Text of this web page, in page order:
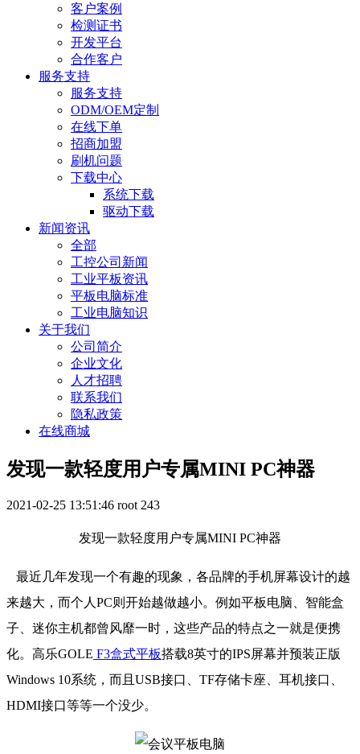
客户案例
检测证书
开发平台
合作客户
服务支持
服务支持
ODM/OEM定制
在线下单
招商加盟
刷机问题
下载中心
系统下载
驱动下载
新闻资讯
全部
工控公司新闻
工业平板资讯
平板电脑标准
工业电脑知识
关于我们
公司简介
企业文化
人才招聘
联系我们
隐私政策
在线商城
发现一款轻度用户专属MINI PC神器
2021-02-25 13:51:46 root 243
发现一款轻度用户专属MINI PC神器
最近几年发现一个有趣的现象，各品牌的手机屏幕设计的越
来越大，而个人PC则开始越做越小。例如平板电脑、智能盒
子、迷你主机都曾风靡一时，这些产品的特点之一就是便携
化。高乐GOLE F3盒式平板搭载8英寸的IPS屏幕并预装正版
Windows 10系统，而且USB接口、TF存储卡座、耳机接口、
HDMI接口等等一个没少。